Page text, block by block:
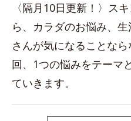
〈隔月10日更新！〉ス
ら、カラダのお悩み、
さんが気になることな
回、1つの悩みをテーマ
ていきます。